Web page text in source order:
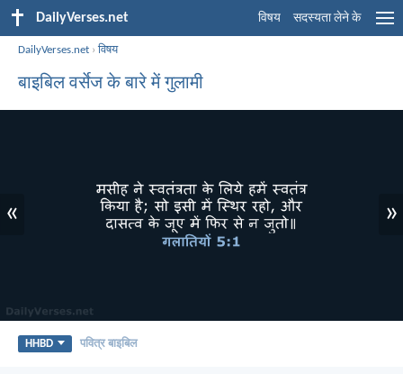
DailyVerses.net विषय सदस्यता लेने के
DailyVerses.net ›विषय
बाइबिल वर्सेज के बारे में गुलामी
« »
HHBD पवित्र बाइबिल